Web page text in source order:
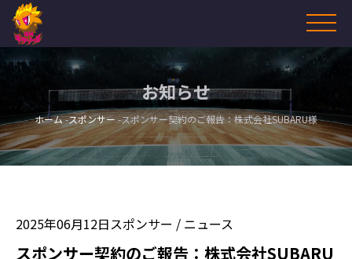
お知らせ
ホーム スポンサー スポンサー契約のご報告：株式会社SUBARU様
2025年06月12日スポンサー / ニュース
スポンサー契約のご報告：株式会社SUBARU